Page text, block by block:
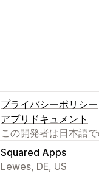
プライバシーポリシー
アプリドキュメント
この開発者は日本語
Squared Apps
Lewes, DE, US